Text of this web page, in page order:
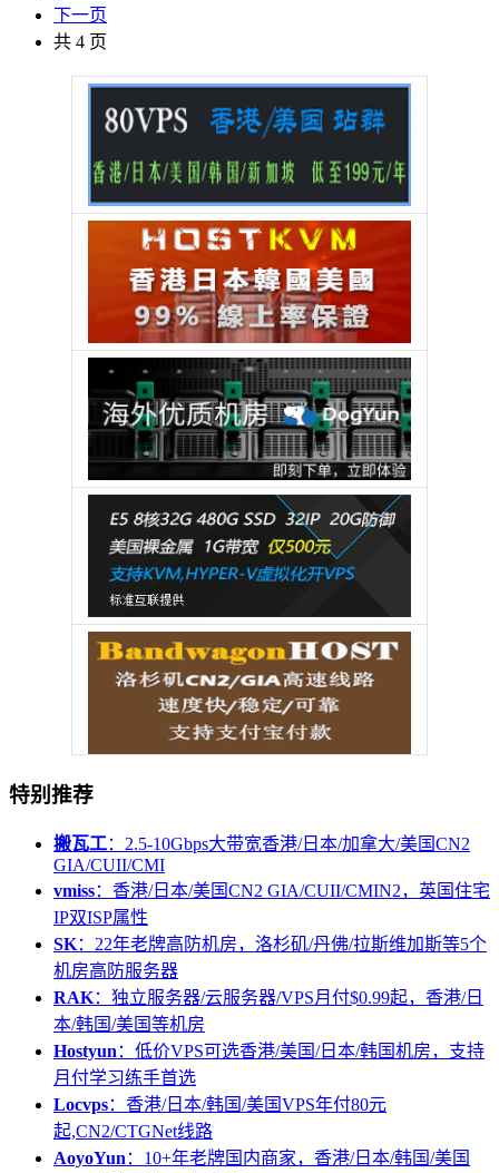
下一页
共 4 页
特别推荐
搬瓦工：2.5-10Gbps大带宽香港/日本/加拿大/美国CN2
GIA/CUII/CMI
vmiss：香港/日本/美国CN2 GIA/CUII/CMIN2，英国住宅
IP双ISP属性
SK：22年老牌高防机房，洛杉矶/丹佛/拉斯维加斯等5个
机房高防服务器
RAK：独立服务器/云服务器/VPS月付$0.99起，香港/日
本/韩国/美国等机房
Hostyun ：低价VPS可选香港/美国/日本/韩国机房，支持
月付学习练手首选
Locvps：香港/日本/韩国/美国VPS年付80元
起,CN2/CTGNet线路
AoyoYun ：10+年老牌国内商家，香港/日本/韩国/美国